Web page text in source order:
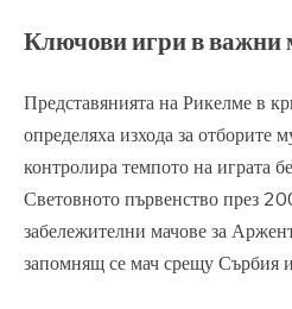
Ключови игри в важни
Представянията на Рикелме в
определяха изхода за отборите
контролира темпото на играта
Световното първенство през
забележителни мачове за
запомнящ се мач срещу Сърбия